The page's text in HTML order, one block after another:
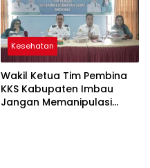
Kesehatan
Wakil Ketua Tim Pembina
KKS Kabupaten Imbau
Jangan Memanipulasi